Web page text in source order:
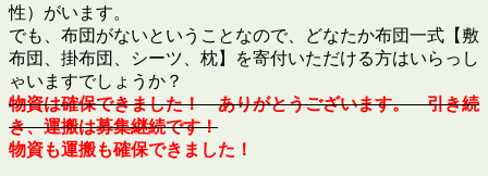
性）がいます。
でも、布団がないということなので、どなたか布団一式【敷
布団、掛布団、シーツ、枕】を寄付いただける方はいらっし
ゃいますでしょうか？
物資は確保できました！ ありがとうございます。 引き続
き、運搬は募集継続です！
物資も運搬も確保できました！